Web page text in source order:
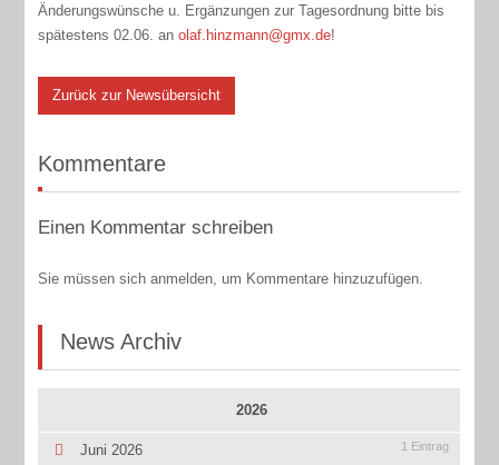
Änderungswünsche u. Ergänzungen zur Tagesordnung bitte bis
spätestens 02.06. anolaf.hinzmann@gmx.de!
Zurück zur Newsübersicht
Kommentare
Einen Kommentar schreiben
Sie müssen sich anmelden, um Kommentare hinzuzufügen.
News Archiv
2026
Juni 2026 1 Eintrag